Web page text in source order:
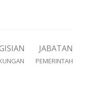
JABATAN
PEMERINTAH